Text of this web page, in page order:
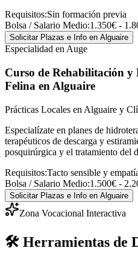
Requisitos:Sin formación previa
Bolsa / Salario Medio:1.350€ -
Solicitar Plazas e Info en Alguaire
Especialidad en Auge
Curso de Rehabilitación
Felina en Alguaire
Prácticas Locales en Alguaire y
Especialízate en planes de
terapéuticos de descarga y
posquirúrgica y el tratamiento del
Requisitos:Tacto sensible y
Bolsa / Salario Medio:1.500€ -
Solicitar Plazas e Info en Alguaire
Zona Vocacional Interactiva
🛠️ Herramientas de